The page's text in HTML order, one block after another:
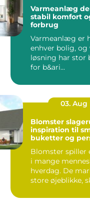
Varmeanlæg
stabil komfort
forbrug
Varmeanlæg er
enhver bolig, og
løsning har stor
for b&ari...
03. Aug
Blomster
inspiration til
buketter og
Blomster spiller
i mange
hverdag. De
store øjeblikke,